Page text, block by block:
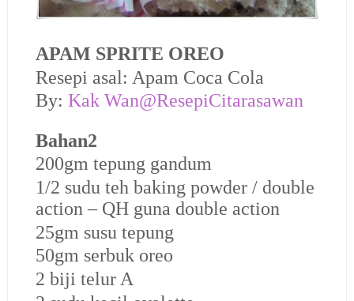
APAM SPRITE OREO
Resepi asal: Apam Coca Cola
By: Kak Wan@ResepiCitarasawan
Bahan2
200gm tepung gandum
1/2 sudu teh baking powder / double
action – QH guna double action
25gm susu tepung
50gm serbuk oreo
2 biji telur A